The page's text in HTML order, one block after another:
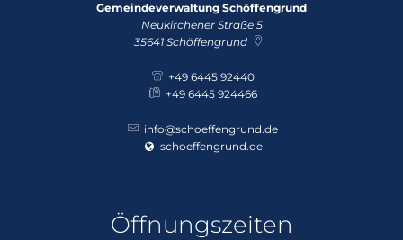
Gemeindeverwaltung Schöffengrund
Neukirchener Straße 5
35641 Schöffengrund
+49 6445 92440
+49 6445 924466
info@schoeffengrund.de
schoeffengrund.de
Öffnungszeiten